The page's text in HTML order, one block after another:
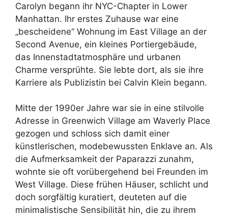
Carolyn begann ihr NYC-Chapter in Lower
Manhattan. Ihr erstes Zuhause war eine
„bescheidene“ Wohnung im East Village an der
Second Avenue, ein kleines Portiergebäude,
das Innenstadtatmosphäre und urbanen
Charme versprühte. Sie lebte dort, als sie ihre
Karriere als Publizistin bei Calvin Klein begann.
Mitte der 1990er Jahre war sie in eine stilvolle
Adresse in Greenwich Village am Waverly Place
gezogen und schloss sich damit einer
künstlerischen, modebewussten Enklave an. Als
die Aufmerksamkeit der Paparazzi zunahm,
wohnte sie oft vorübergehend bei Freunden im
West Village. Diese frühen Häuser, schlicht und
doch sorgfältig kuratiert, deuteten auf die
minimalistische Sensibilität hin, die zu ihrem